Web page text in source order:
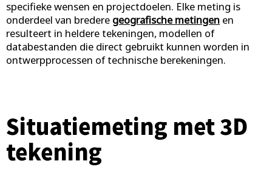
specifieke wensen en projectdoelen. Elke meting is
onderdeel van bredere geografische metingen en
resulteert in heldere tekeningen, modellen of
databestanden die direct gebruikt kunnen worden in
ontwerpprocessen of technische berekeningen.
Situatiemeting met 3D
tekening